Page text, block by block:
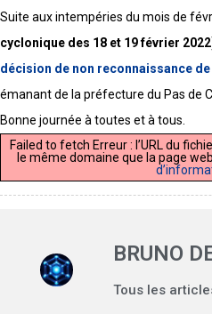
Suite aux intempéries du mois de
cyclonique des 18 et 19 février 2022
décision de non reconnaissance
émanant de la préfecture du Pas de
Bonne journée à toutes et à tous.
Failed to fetch Erreur : l’URL du
le même domaine que la page
BRUNO
Tous les